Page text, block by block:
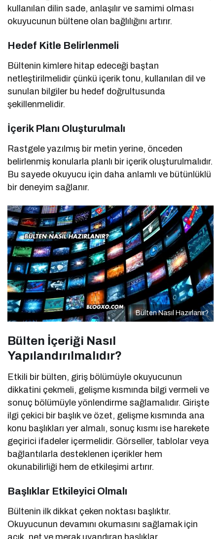
kullanılan dilin sade, anlaşılır ve samimi olması
okuyucunun bültene olan bağlılığını artırır.
Hedef Kitle Belirlenmeli
Bültenin kimlere hitap edeceği baştan
netleştirilmelidir çünkü içerik tonu, kullanılan dil ve
sunulan bilgiler bu hedef doğrultusunda
şekillenmelidir.
İçerik Planı Oluşturulmalı
Rastgele yazılmış bir metin yerine, önceden
belirlenmiş konularla planlı bir içerik oluşturulmalıdır.
Bu sayede okuyucu için daha anlamlı ve bütünlüklü
bir deneyim sağlanır.
Bülten Nasıl Hazırlanır?
Bülten İçeriği Nasıl
Yapılandırılmalıdır?
Etkili bir bülten, giriş bölümüyle okuyucunun
dikkatini çekmeli, gelişme kısmında bilgi vermeli ve
sonuç bölümüyle yönlendirme sağlamalıdır. Girişte
ilgi çekici bir başlık ve özet, gelişme kısmında ana
konu başlıkları yer almalı, sonuç kısmı ise harekete
geçirici ifadeler içermelidir. Görseller, tablolar veya
bağlantılarla desteklenen içerikler hem
okunabilirliği hem de etkileşimi artırır.
Başlıklar Etkileyici Olmalı
Bültenin ilk dikkat çeken noktası başlıktır.
Okuyucunun devamını okumasını sağlamak için